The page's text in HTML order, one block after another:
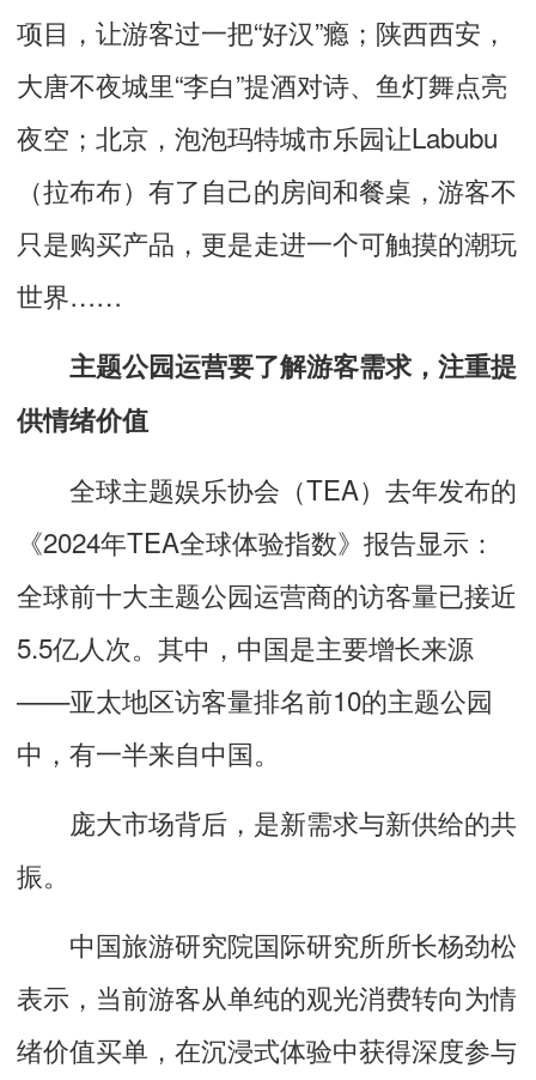
项目，让游客过一把“好汉”瘾；陕西西安，
大唐不夜城里“李白”提酒对诗、鱼灯舞点亮
夜空；北京，泡泡玛特城市乐园让Labubu
（拉布布）有了自己的房间和餐桌，游客不
只是购买产品，更是走进一个可触摸的潮玩
世界……
主题公园运营要了解游客需求，注重提
供情绪价值
全球主题娱乐协会（TEA）去年发布的
《2024年TEA全球体验指数》报告显示：
全球前十大主题公园运营商的访客量已接近
5.5亿人次。其中，中国是主要增长来源
——亚太地区访客量排名前10的主题公园
中，有一半来自中国。
庞大市场背后，是新需求与新供给的共
振。
中国旅游研究院国际研究所所长杨劲松
表示，当前游客从单纯的观光消费转向为情
绪价值买单，在沉浸式体验中获得深度参与